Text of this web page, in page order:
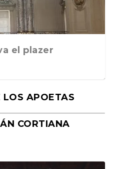
el plazer
LOS APOETAS
CORTIANA